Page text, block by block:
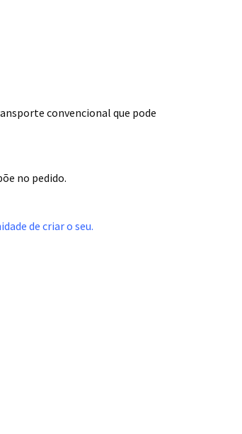
convencional que pode
no pedido.
de criar o seu.